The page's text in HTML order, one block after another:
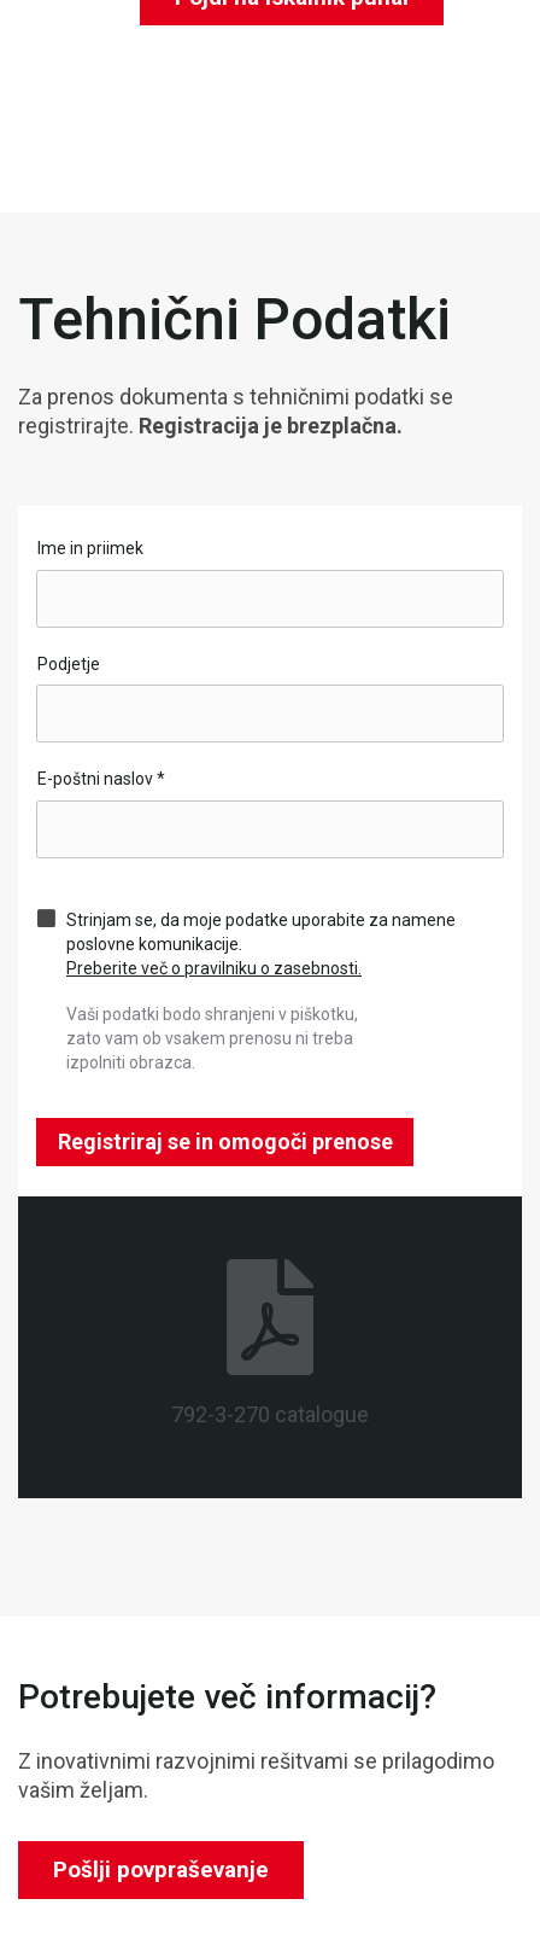
Tehnični Podatki
Za prenos dokumenta s tehničnimi podatki se
registrirajte. Registracija je brezplačna.
Ime in priimek
Podjetje
E-poštni naslov*
Strinjam se, da moje podatke uporabite za namene
poslovne komunikacije.
Preberite več o pravilniku o zasebnosti.
Vaši podatki bodo shranjeni v piškotku,
zato vam ob vsakem prenosu ni treba
izpolniti obrazca.
Registriraj se in omogoči prenose
792-3-270 catalogue
Potrebujete več informacij?
Z inovativnimi razvojnimi rešitvami se prilagodimo
vašim željam.
Pošlji povpraševanje